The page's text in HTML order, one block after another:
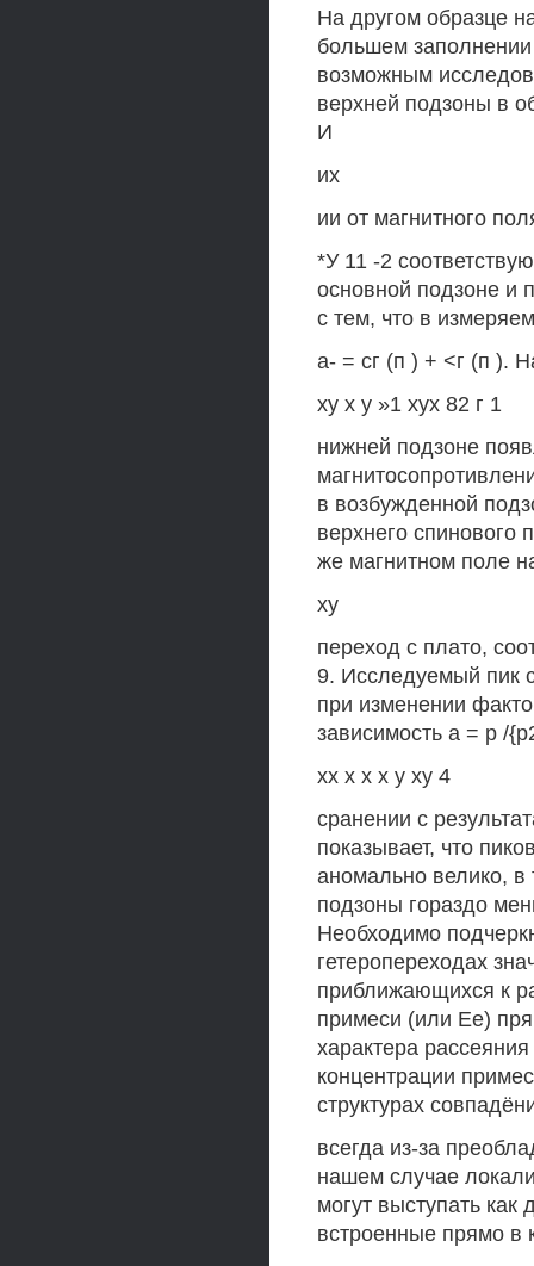
На другом образце
большем
возможным
верхней подзоны в
И
их
ии от магнитного
*У 11 -2
основной подзоне и
с тем, что в
а- = сг (п ) + <г (п ).
ху х у »1 хух 82 г 1
нижней подзоне
в возбужденной
верхнего спинового
же магнитном поле
ху
переход с плато,
9. Исследуемый пик
при изменении
зависимость а = р /
хх х х х у ху 4
сранении с
показывает, что
аномально велико, в
подзоны гораздо
Необходимо
гетеропереходах
приближающихся к
примеси (или Ее)
характера
концентрации
структурах
всегда из-за
нашем случае
могут выступать
встроенные прямо в